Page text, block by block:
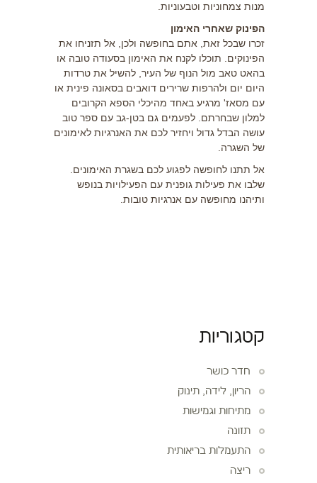
מנות צמחוניות וטבעוניות.
הפינוק שאחרי האימון
זכרו שבכל זאת, אתם בחופשה ולכן, אל תזניחו את
הפינוקים. תוכלו לקנח את האימון בסעודה טובה או
בהאט טאב מול הנוף של העיר, להשיל את טרדות
היום יום ולהרפות שרירים דואבים בסאונה פינית או
עם מסאז' מרגיע באחד מהיכלי הספא הקרובים
למלון שבחרתם. לפעמים גם בטן-גב עם ספר טוב
עושה הבדל גדול ויחזיר לכם את האנרגיות לאימונים
של השגרה.
אל תתנו לחופשה לפגוע לכם בשגרת האימונים.
שלבו את פעילות גופנית עם הפעילויות בנופש
ותיהנו מחופשה עם אנרגיות טובות.
קטגוריות
חדר כושר
הריון, לידה, תינוק
מתיחות וגמישות
תזונה
התעמלות בריאותית
ריצה